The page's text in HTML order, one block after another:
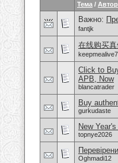
Тема / Автор
Важно:
fantjk
在线购买
Click to
APB, Now
blancatrader
Buy
gurkudaste
New
topnye2026
Oghmadi12